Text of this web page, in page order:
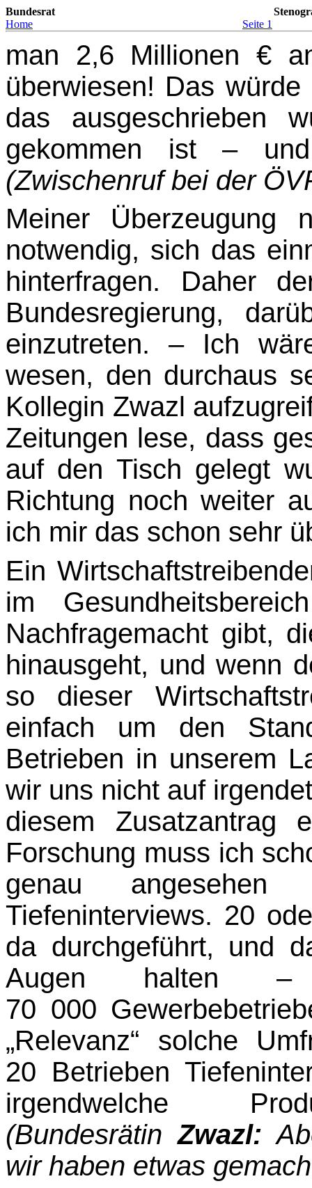
Bundesrat
Home
Seite 1
man 2,6 Millionen €
überwiesen! Das
das ausgeschrieben
gekommen ist –
(Zwischenruf bei der
Meiner
notwendig, sich das
hinterfragen. Daher
Bundesregie­rung,
einzutreten. – Ich
wesen, den durchaus
Kollegin Zwazl
Zeitungen lese, dass
auf den Tisch gelegt
Richtung noch weiter
ich mir das schon sehr
Ein
im
Nachfragemacht gibt,
hinausgeht, und wenn
so dieser
einfach um den
Betrieben in unserem
wir uns nicht auf
diesem Zu­satzantrag
Forschung muss ich
genau
Tiefeninterviews. 20
da durchgeführt, und
Augen
70 000
„Relevanz“ solche
20 Betrieben
irgend­welche
(BundesrätinZwazl:
wir haben etwas